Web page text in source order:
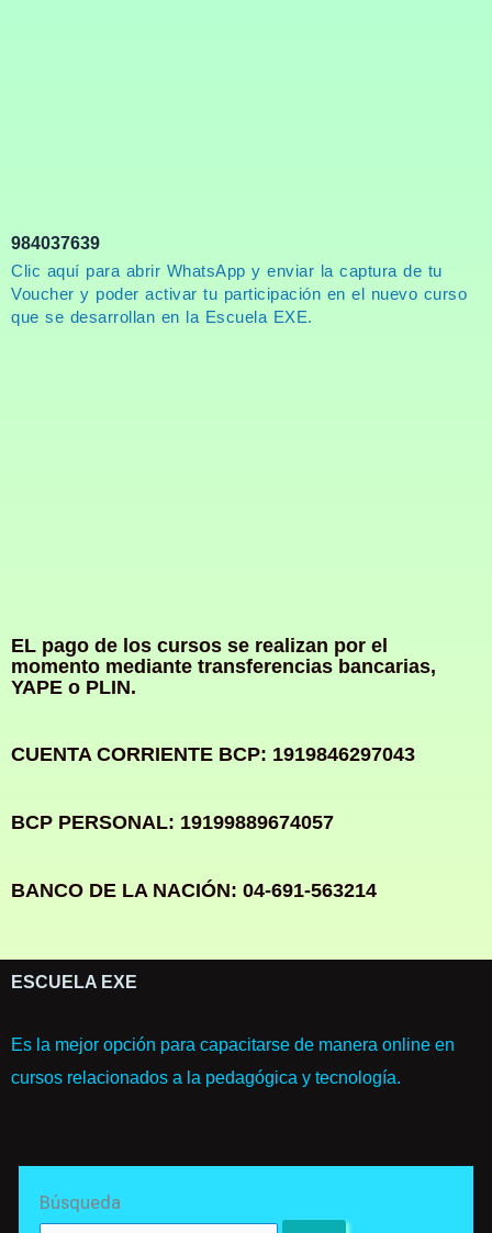
984037639
Clic aquí para abrir WhatsApp y enviar la captura de tu
Voucher y poder activar tu participación en el nuevo curso
que se desarrollan en la Escuela EXE.
EL pago de los cursos se realizan por el
momento mediante transferencias bancarias,
YAPE o PLIN.
CUENTA CORRIENTE BCP: 1919846297043
BCP PERSONAL: 19199889674057
BANCO DE LA NACIÓN: 04-691-563214
ESCUELA EXE
Es la mejor opción para capacitarse de manera online en
cursos relacionados a la pedagógica y tecnología.
Búsqueda
for: